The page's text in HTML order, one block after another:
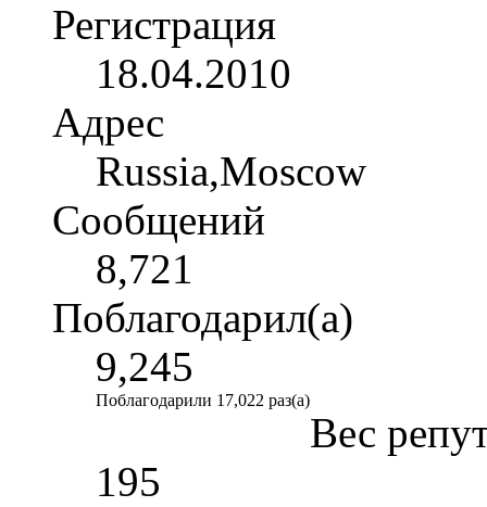
Регистрация
18.04.2010
Адрес
Russia,Moscow
Сообщений
8,721
Поблагодарил(а)
9,245
Поблагодарили 17,022 раз(а)
Вес
195